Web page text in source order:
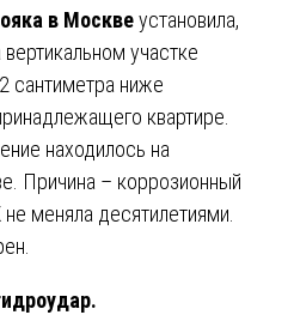
в Москвеустановила,
участке
сантиметра ниже
квартире.
находилось на
Причина – коррозионный
меняла десятилетиями.